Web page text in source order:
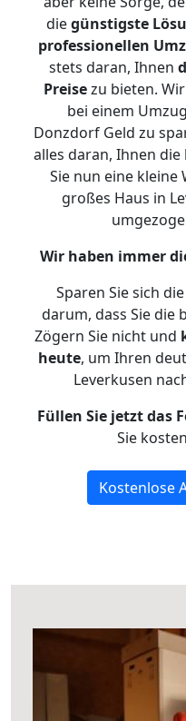
diegünstigste
professionellen
stets daran, Ihnen
Preisezu bieten.
bei einem
Donzdorf Geld zu
alles daran, Ihnen
Sie nun eine
großes Haus in
Wir haben immer
Sparen Sie sich
darum, dass Sie die
Zögern Sie nicht und
heute, um Ihren
Leverkusen
Füllen Sie jetzt das
Sie
Kostenlose